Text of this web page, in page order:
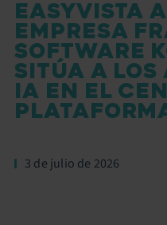
EASYVISTA
EMPRESA
SOFTWARE
SITÚA A LOS
IA EN EL
3 de julio de 2026